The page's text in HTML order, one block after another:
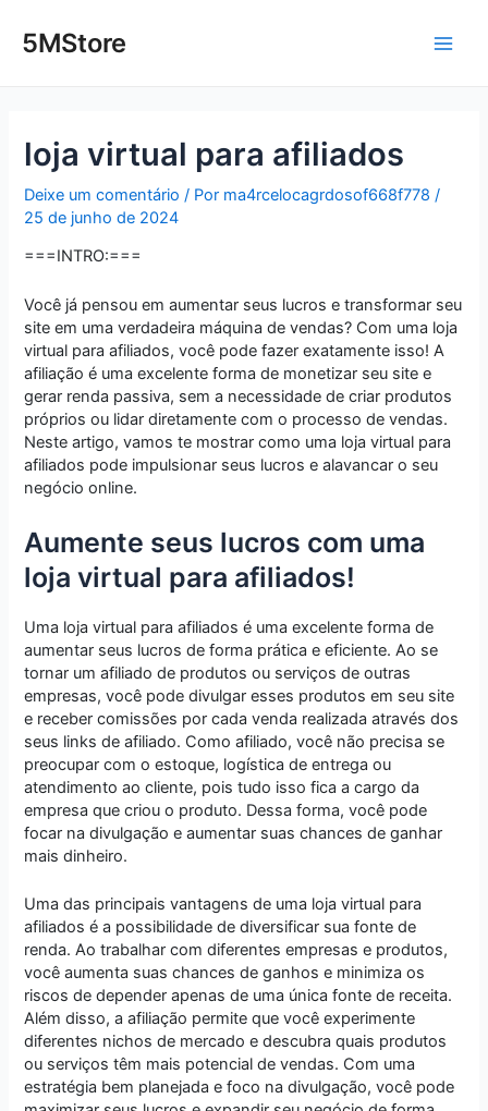
para5MStore
loja virtual para afiliados
Deixe um comentário / Por ma4rcelocagrdosof668f778/
25 de junho de 2024
===INTRO:===
Você já pensou em aumentar seus lucros e transformar seu
site em uma verdadeira máquina de vendas? Com uma loja
virtual para afiliados, você pode fazer exatamente isso! A
afiliação é uma excelente forma de monetizar seu site e
gerar renda passiva, sem a necessidade de criar produtos
próprios ou lidar diretamente com o processo de vendas.
Neste artigo, vamos te mostrar como uma loja virtual para
afiliados pode impulsionar seus lucros e alavancar o seu
negócio online.
Aumente seus lucros com uma
loja virtual para afiliados!
Uma loja virtual para afiliados é uma excelente forma de
aumentar seus lucros de forma prática e eficiente. Ao se
tornar um afiliado de produtos ou serviços de outras
empresas, você pode divulgar esses produtos em seu site
e receber comissões por cada venda realizada através dos
seus links de afiliado. Como afiliado, você não precisa se
preocupar com o estoque, logística de entrega ou
atendimento ao cliente, pois tudo isso fica a cargo da
empresa que criou o produto. Dessa forma, você pode
focar na divulgação e aumentar suas chances de ganhar
mais dinheiro.
Uma das principais vantagens de uma loja virtual para
afiliados é a possibilidade de diversificar sua fonte de
renda. Ao trabalhar com diferentes empresas e produtos,
você aumenta suas chances de ganhos e minimiza os
riscos de depender apenas de uma única fonte de receita.
Além disso, a afiliação permite que você experimente
diferentes nichos de mercado e descubra quais produtos
ou serviços têm mais potencial de vendas. Com uma
estratégia bem planejada e foco na divulgação, você pode
navigation